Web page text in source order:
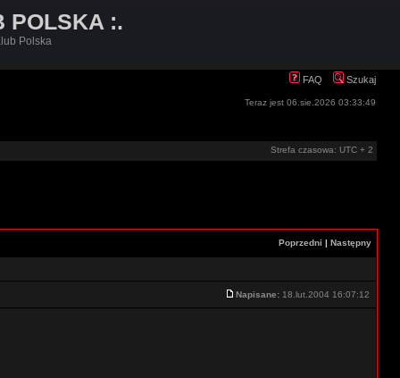
POLSKA :.
Polska
FAQ Szukaj
Teraz jest 06.sie.2026 03:33:49
Strefa czasowa: UTC + 2
Poprzedni | Następny
Napisane: 18.lut.2004 16:07:12